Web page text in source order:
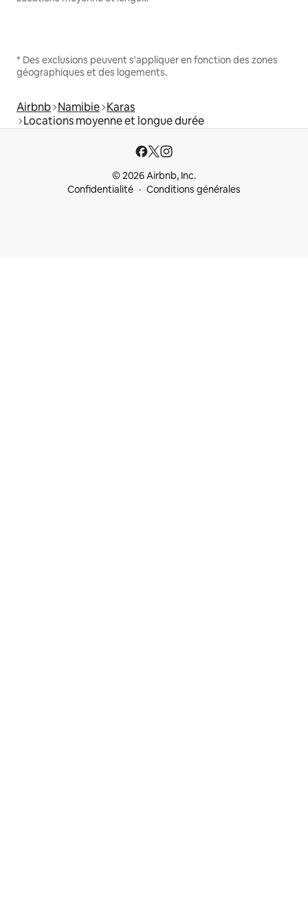
* Des exclusions peuvent s'appliquer en fonction des zones
géographiques et des logements.
Airbnb Namibie Karas
Locations moyenne et longue durée
© 2026 Airbnb, Inc.
Confidentialité
Conditions générales